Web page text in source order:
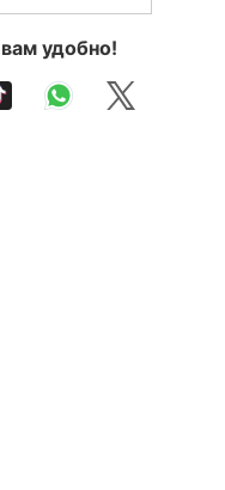
удобно!